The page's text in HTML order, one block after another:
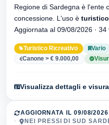
Regione di Sardegna è l'ente
concessione. L'uso è
Turistico Ricreativo Vario
Canone > € 9.000,00
Visualizza dettagli e
AGGIORNATA IL 09/08/2026
NEI PRESSI DI SUD